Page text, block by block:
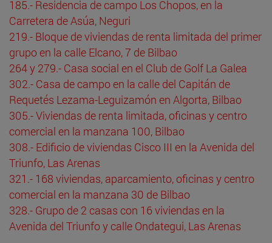
185.- Residencia de campo Los Chopos, en la
Carretera de Asúa, Neguri
219.- Bloque de viviendas de renta limitada del primer
grupo en la calle Elcano, 7 de Bilbao
264 y 279.- Casa social en el Club de Golf La Galea
302.- Casa de campo en la calle del Capitán de
Requetés Lezama-Leguizamón en Algorta, Bilbao
305.- Viviendas de renta limitada, oficinas y centro
comercial en la manzana 100, Bilbao
308.- Edificio de viviendas Cisco III en la Avenida del
Triunfo, Las Arenas
321.- 168 viviendas, aparcamiento, oficinas y centro
comercial en la manzana 30 de Bilbao
328.- Grupo de 2 casas con 16 viviendas en la
Avenida del Triunfo y calle Ondategui, Las Arenas